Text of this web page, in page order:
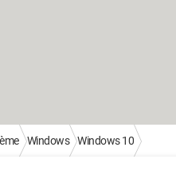
Windows Windows 10